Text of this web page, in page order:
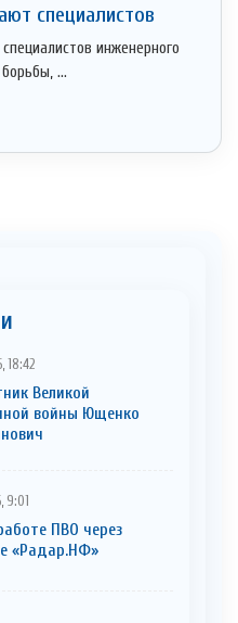
cпециaлистoв
инженерного
...
18:42
Великой
войны Ющенко
9:01
ПВО через
«Радар.НФ»